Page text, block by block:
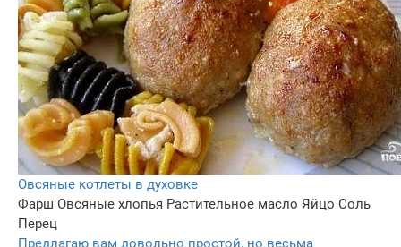
Овсяные котлеты в духовке
Фарш Овсяные хлопья Растительное масло Яйцо Соль
Перец
Предлагаю вам довольно простой, но весьма